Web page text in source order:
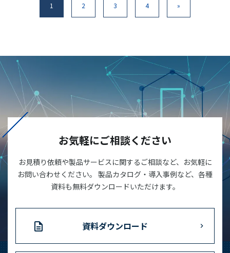
1 2 3 4 »
お気軽にご相談ください
お見積り依頼や製品サービスに関するご相談など、お気軽に
お問い合わせください。 製品カタログ・導入事例など、各種
資料も無料ダウンロードいただけます。
資料ダウンロード